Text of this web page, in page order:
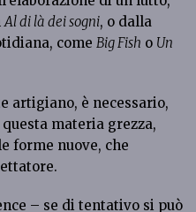
Al di là dei sogni, o dalla
come Big Fish o Un
artigiano, è necessario,
materia grezza,
forme nuove, che
– se di tentativo si può